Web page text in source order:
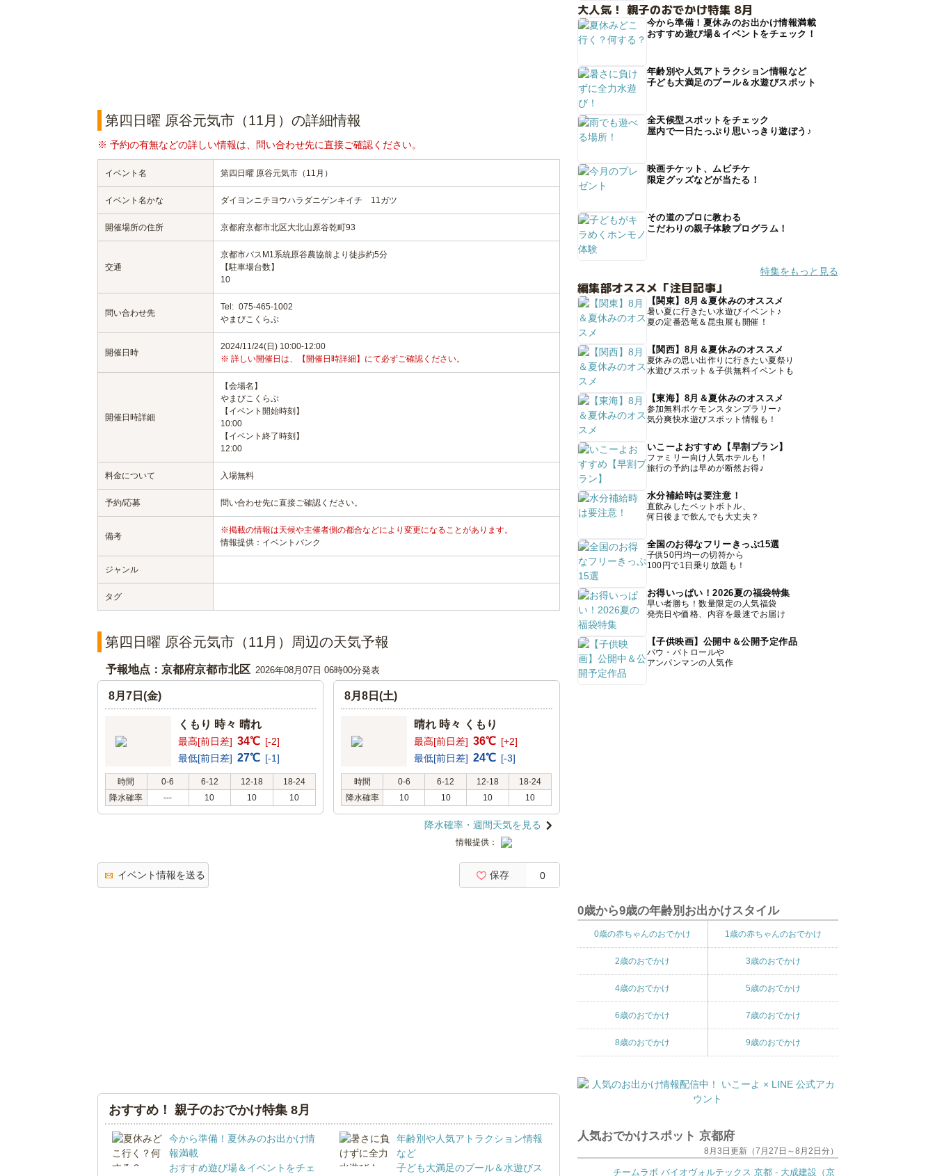
第四日曜 原谷元気市（11月）の詳細情報
※ 予約の有無などの詳しい情報は、問い合わせ先に直接ご確認ください。
イベント名 第四日曜 原谷元気市（11月）
イベント名かな ダイヨンニチヨウハラダニゲンキイチ 11ガツ
開催場所の住所 京都府京都市北区大北山原谷乾町93
交通
京都市バスM1系統原谷農協前より徒歩約5分
【駐車場台数】
10
問い合わせ先
Tel: 075-465-1002
やまびこくらぶ
開催日時
2024/11/24(日) 10:00-12:00
※ 詳しい開催日は、【開催日時詳細】にて必ずご確認ください。
開催日時詳細
【会場名】
やまびこくらぶ
【イベント開始時刻】
10:00
【イベント終了時刻】
12:00
料金について 入場無料
予約/応募 問い合わせ先に直接ご確認ください。
備考
※掲載の情報は天候や主催者側の都合などにより変更になることがあります。
情報提供：イベントバンク
ジャンル
タグ
第四日曜 原谷元気市（11月）周辺の天気予報
予報地点：京都府京都市北区 2026年08月07日 06時00分発表
8月7日(金)
くもり 時々 晴れ
最高[前日差] 34℃ [-2]
最低[前日差] 27℃ [-1]
時間 0-6 6-12 12-18
18-24
降水確率
--- 10 10 10
8月8日(土)
晴れ 時々 くもり
最高[前日差] 36℃ [+2]
最低[前日差] 24℃ [-3]
時間 0-6 6-12 12-18
18-24
降水確率
10 10 10 10
降水確率・週間天気を見る
情報提供：
イベント情報を送る 保存 0
おすすめ！ 親子のおでかけ特集 8月
今から準備！夏休みのお出かけ情
報満載
おすすめ遊び場＆イベントをチェ
年齢別や人気アトラクション情報
など
子ども大満足のプール＆水遊びス
大人気！ 親子のおでかけ特集 8月
今から準備！夏休みのお出かけ情報満載
おすすめ遊び場＆イベントをチェック！
年齢別や人気アトラクション情報など
子ども大満足のプール＆水遊びスポット
全天候型スポットをチェック
屋内で一日たっぷり思いっきり遊ぼう♪
映画チケット、ムビチケ
限定グッズなどが当たる！
その道のプロに教わる
こだわりの親子体験プログラム！
特集をもっと見る
編集部オススメ「注目記事」
【関東】8月＆夏休みのオススメ
暑い夏に行きたい水遊びイベント♪
夏の定番恐竜＆昆虫展も開催！
【関西】8月＆夏休みのオススメ
夏休みの思い出作りに行きたい夏祭り
水遊びスポット＆子供無料イベントも
【東海】8月＆夏休みのオススメ
参加無料ポケモンスタンプラリー♪
気分爽快水遊びスポット情報も！
いこーよおすすめ【早割プラン】
ファミリー向け人気ホテルも！
旅行の予約は早めが断然お得♪
水分補給時は要注意！
直飲みしたペットボトル、
何日後まで飲んでも大丈夫？
全国のお得なフリーきっぷ15選
子供50円均一の切符から
100円で1日乗り放題も！
お得いっぱい！2026夏の福袋特集
早い者勝ち！数量限定の人気福袋
発売日や価格、内容を最速でお届け
【子供映画】公開中＆公開予定作品
パウ・パトロールや
アンパンマンの人気作
0歳から9歳の年齢別お出かけスタイル
0歳の赤ちゃんのおでかけ 1歳の赤ちゃんのおでかけ
2歳のおでかけ 3歳のおでかけ
4歳のおでかけ 5歳のおでかけ
6歳のおでかけ 7歳のおでかけ
8歳のおでかけ 9歳のおでかけ
人気おでかけスポット 京都府
8月3日更新（7月27日～8月2日分）
チームラボ バイオヴォルテックス 京都 - 大成建設（京